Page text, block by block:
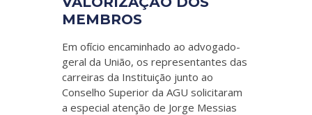
MEMBROS
Em ofício encaminhado ao advogado-
geral da União, os representantes das
carreiras da Instituição junto ao
Conselho Superior da AGU solicitaram
a especial atenção de Jorge Messias